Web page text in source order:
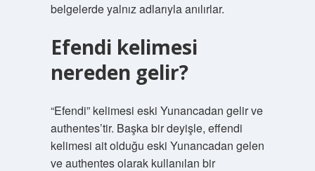
belgelerde yalnız adlarıyla anılırlar.
Efendi kelimesi
nereden gelir?
“Efendi” kelimesi eski Yunancadan gelir ve
authentes’tir. Başka bir deyişle, effendi
kelimesi ait olduğu eski Yunancadan gelen
ve authentes olarak kullanılan bir